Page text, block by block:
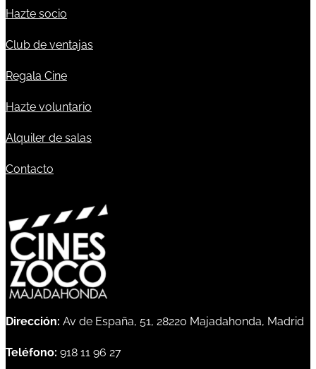
Hazte socio
Club de ventajas
Regala Cine
Hazte voluntario
Alquiler de salas
Contacto
Dirección: Av de España, 51, 28220 Majadahonda, Madrid
Teléfono: 918 11 96 27